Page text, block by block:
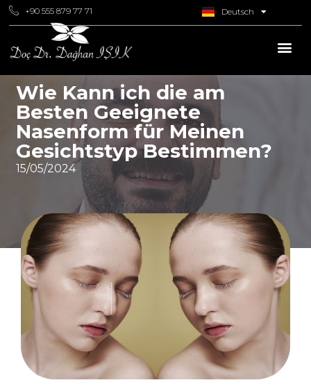
+90 555 879 77 71 Deutsch
Italiano
Wie Kann ich die am
Besten Geeignete
Nasenform für Meinen
Gesichtstyp Bestimmen?
15/05/2024